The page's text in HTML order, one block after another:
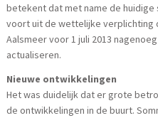
betekent dat met name de
voort uit de wettelijke verplichting
Aalsmeer voor 1 juli 2013
actualiseren.
Nieuwe ontwikkelingen
Het was duidelijk dat er grote
de ontwikkelingen in de buurt.